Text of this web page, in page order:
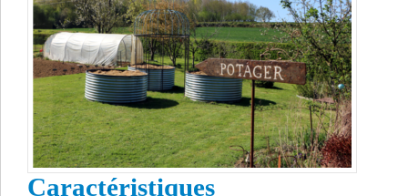
Caractéristiques